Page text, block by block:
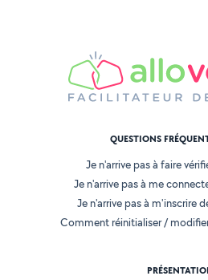
QUESTIONS
Je n'arrive pas à faire
Je n'arrive pas à me
Je n'arrive pas à m'inscrire
Comment réinitialiser /